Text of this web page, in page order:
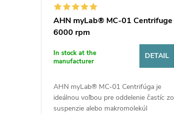
AHN myLab® MC-01 Centrifuge
6000 rpm
In stock at the
manufacturer
DETAIL
AHN myLab® MC-01 Centrifúga je
ideálnou voľbou pre oddelenie častíc zo
suspenzie alebo makromolekúl